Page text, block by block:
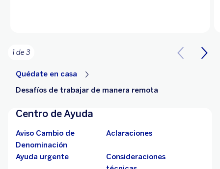
1 de 3
Quédate en casa
Desafíos de trabajar de manera remota
Centro de Ayuda
Aviso Cambio de
Denominación
Aclaraciones
Ayuda urgente
Consideraciones